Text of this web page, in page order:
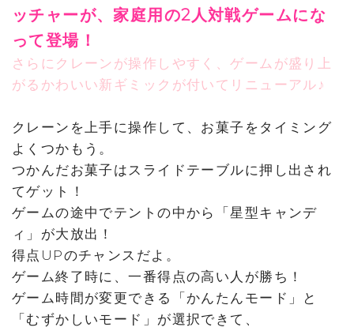
ッチャーが、家庭用の2人対戦ゲームにな
って登場！
さらにクレーンが操作しやすく、ゲームが盛り上
がるかわいい新ギミックが付いてリニューアル♪
クレーンを上手に操作して、お菓子をタイミング
よくつかもう。
つかんだお菓子はスライドテーブルに押し出され
てゲット！
ゲームの途中でテントの中から「星型キャンデ
ィ」が大放出！
得点UPのチャンスだよ。
ゲーム終了時に、一番得点の高い人が勝ち！
ゲーム時間が変更できる「かんたんモード」と
「むずかしいモード」が選択できて、